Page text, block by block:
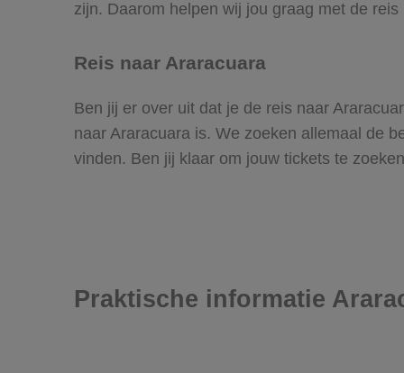
zijn. Daarom helpen wij jou graag met de
Reis naar Araracuara
Ben jij er over uit dat je de reis naar
naar Araracuara is. We zoeken allemaal de
vinden. Ben jij klaar om jouw tickets te
Praktische informatie